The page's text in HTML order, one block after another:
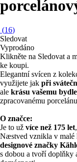
(16)
Sledovat
Vyprodáno
Klikněte na Sledovat a
ke koupi.
Elegantní svícen z
využijete jak při
ale krásu vašemu
zpracovanému
O značce:
Je to už více než 175 let
Næstved vznikla v malé
designové značky
s dobou a tvoří doplňky